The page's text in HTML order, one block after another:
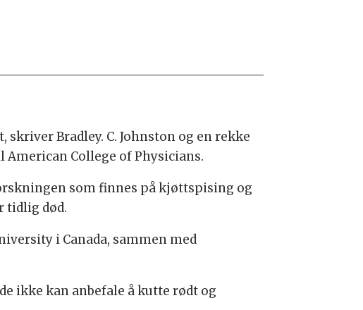
Bradley. C. Johnston og en rekke
College of Physicians.
som finnes på kjøttspising og
tidlig død.
i Canada, sammen med
ikke kan anbefale å kutte rødt og